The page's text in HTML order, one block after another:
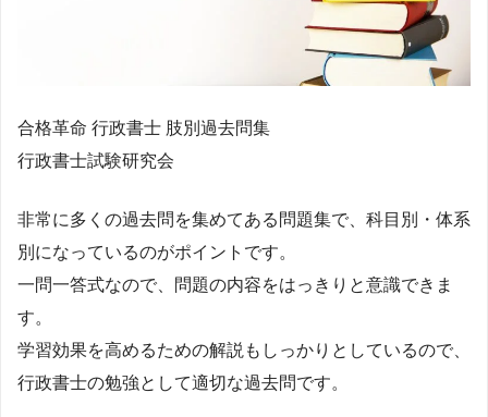
合格革命 行政書士 肢別過去問集
行政書士試験研究会
非常に多くの過去問を集めてある問題集で、科目別・体系
別になっているのがポイントです。
一問一答式なので、問題の内容をはっきりと意識できま
す。
学習効果を高めるための解説もしっかりとしているので、
行政書士の勉強として適切な過去問です。